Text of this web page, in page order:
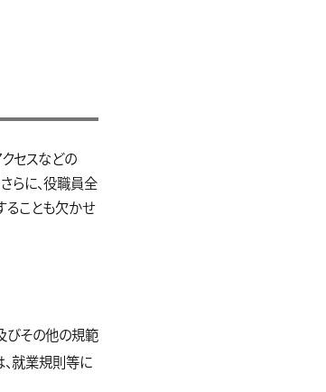
セスなどの
らに、役職員全
ることも欠かせ
びその他の規範
、就業規則等に